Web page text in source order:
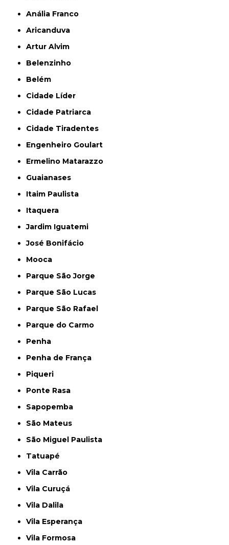
Anália Franco
Aricanduva
Artur Alvim
Belenzinho
Belém
Cidade Líder
Cidade Patriarca
Cidade Tiradentes
Engenheiro Goulart
Ermelino Matarazzo
Guaianases
Itaim Paulista
Itaquera
Jardim Iguatemi
José Bonifácio
Mooca
Parque São Jorge
Parque São Lucas
Parque São Rafael
Parque do Carmo
Penha
Penha de França
Piqueri
Ponte Rasa
Sapopemba
São Mateus
São Miguel Paulista
Tatuapé
Vila Carrão
Vila Curuçá
Vila Dalila
Vila Esperança
Vila Formosa